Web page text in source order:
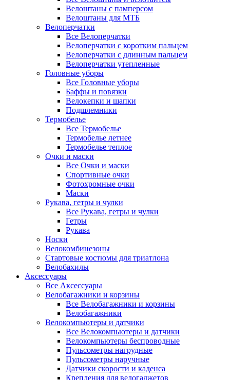
Велоштаны с памперсом
Велоштаны для МТБ
Велоперчатки
Все Велоперчатки
Велоперчатки с коротким пальцем
Велоперчатки с длинным пальцем
Велоперчатки утепленные
Головные уборы
Все Головные уборы
Баффы и повязки
Велокепки и шапки
Подшлемники
Термобелье
Все Термобелье
Термобелье летнее
Термобелье теплое
Очки и маски
Все Очки и маски
Спортивные очки
Фотохромные очки
Маски
Рукава, гетры и чулки
Все Рукава, гетры и чулки
Гетры
Рукава
Носки
Велокомбинезоны
Стартовые костюмы для триатлона
Велобахилы
Аксессуары
Все Аксессуары
Велобагажники и корзины
Все Велобагажники и корзины
Велобагажники
Велокомпьютеры и датчики
Все Велокомпьютеры и датчики
Велокомпьютеры беспроводные
Пульсометры нагрудные
Пульсометры наручные
Датчики скорости и каденса
Крепления для велогаджетов